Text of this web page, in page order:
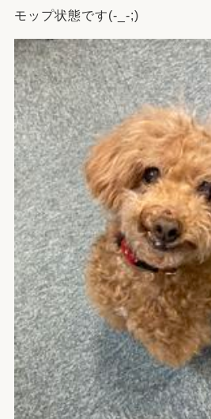
モップ状態です(-_-;)